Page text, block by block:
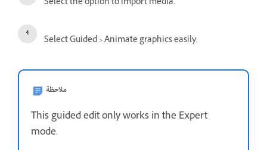
Select the option to import media.
Select Guided > Animate graphics easily.
ملاحظة
This guided edit only works in the Expert
mode.